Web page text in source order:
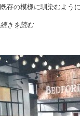
既存の模様に馴染むよう
続きを読む